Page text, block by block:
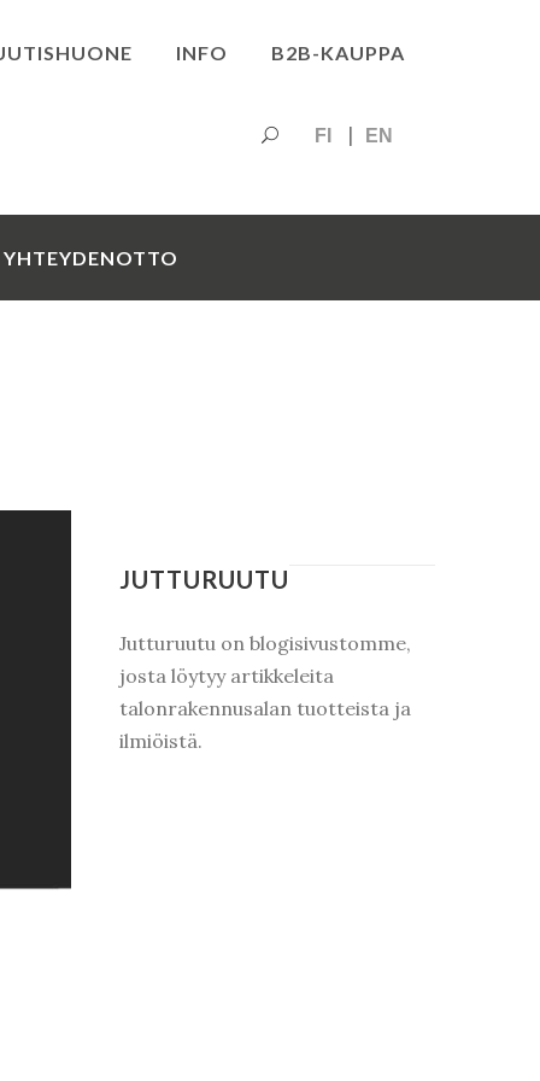
INFO B2B-KAUPPA
FI EN
YHTEYDENOTTO
JUTTURUUTU
Jutturuutu on blogisivustomme,
josta löytyy artikkeleita
talonrakennusalan tuotteista ja
ilmiöistä.